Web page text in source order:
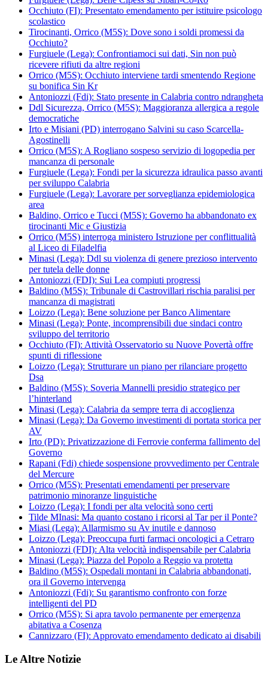
Occhiuto (FI): Presentato emendamento per istituire psicologo
scolastico
Tirocinanti, Orrico (M5S): Dove sono i soldi promessi da
Occhiuto?
Furgiuele (Lega): Confrontiamoci sui dati, Sin non può
ricevere rifiuti da altre regioni
Orrico (M5S): Occhiuto interviene tardi smentendo Regione
su bonifica Sin Kr
Antoniozzi (Fdi): Stato presente in Calabria contro ndrangheta
Ddl Sicurezza, Orrico (M5S): Maggioranza allergica a regole
democratiche
Irto e Misiani (PD) interrogano Salvini su caso Scarcella-
Agostinelli
Orrico (M5S): A Rogliano sospeso servizio di logopedia per
mancanza di personale
Furgiuele (Lega): Fondi per la sicurezza idraulica passo avanti
per sviluppo Calabria
Furgiuele (Lega): Lavorare per sorveglianza epidemiologica
area
Baldino, Orrico e Tucci (M5S): Governo ha abbandonato ex
tirocinanti Mic e Giustizia
Orrico (M5S) interroga ministero Istruzione per conflittualità
al Liceo di Filadelfia
Minasi (Lega): Ddl su violenza di genere prezioso intervento
per tutela delle donne
Antoniozzi (FDI): Sui Lea compiuti progressi
Baldino (M5S): Tribunale di Castrovillari rischia paralisi per
mancanza di magistrati
Loizzo (Lega): Bene soluzione per Banco Alimentare
Minasi (Lega): Ponte, incomprensibili due sindaci contro
sviluppo del territorio
Occhiuto (FI): Attività Osservatorio su Nuove Povertà offre
spunti di riflessione
Loizzo (Lega): Strutturare un piano per rilanciare progetto
Dsa
Baldino (M5S): Soveria Mannelli presidio strategico per
l’hinterland
Minasi (Lega): Calabria da sempre terra di accoglienza
Minasi (Lega): Da Governo investimenti di portata storica per
AV
Irto (PD): Privatizzazione di Ferrovie conferma fallimento del
Governo
Rapani (Fdi) chiede sospensione provvedimento per Centrale
del Mercure
Orrico (M5S): Presentati emendamenti per preservare
patrimonio minoranze linguistiche
Loizzo (Lega): I fondi per alta velocità sono certi
Tilde MInasi: Ma quanto costano i ricorsi al Tar per il Ponte?
Miasi (Lega): Allarmismo su Av inutile e dannoso
Loizzo (Lega): Preoccupa furti farmaci oncologici a Cetraro
Antoniozzi (FDI): Alta velocità indispensabile per Calabria
Minasi (Lega): Piazza del Popolo a Reggio va protetta
Baldino (M5S): Ospedali montani in Calabria abbandonati,
ora il Governo intervenga
Antoniozzi (Fdi): Su garantismo confronto con forze
intelligenti del PD
Orrico (M5S): Si apra tavolo permanente per emergenza
abitativa a Cosenza
Cannizzaro (FI): Approvato emendamento dedicato ai disabili
Le Altre Notizie